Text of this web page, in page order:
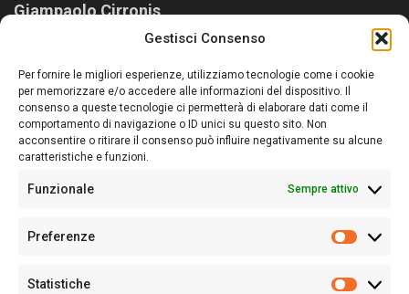
Gestisci Consenso
Per fornire le migliori esperienze, utilizziamo tecnologie come i cookie
per memorizzare e/o accedere alle informazioni del dispositivo. Il
consenso a queste tecnologie ci permetterà di elaborare dati come il
comportamento di navigazione o ID unici su questo sito. Non
acconsentire o ritirare il consenso può influire negativamente su alcune
caratteristiche e funzioni.
Funzionale Sempre attivo
Preferenze
Statistiche
Giampaolo Cirronis
Sardegna Ieri-Oggi-Domani nasce per informare “liberamente” i
lettori su quanto accade in Sardegna, con un occhio rivolto al
nostro passato e, soprattutto, al nostro futuro
Follow Us
Sede:Via Cristoforo Colombo 09013 Carbonia
Partita IVA02270380922